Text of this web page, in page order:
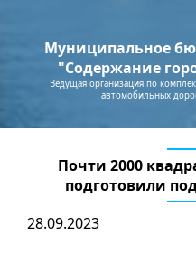
Муниципальное
"Содержание
Ведущая организация по
автомобильных
Почти 2000
подготовили
28.09.2023